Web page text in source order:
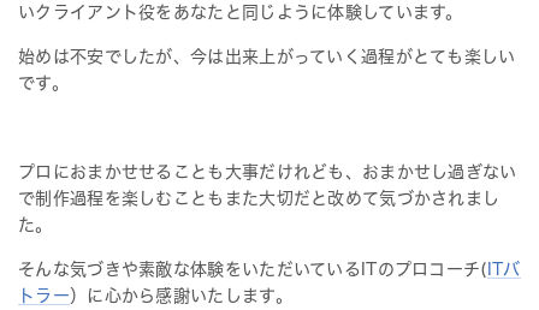
いクライアント役をあなたと同じように体験しています。
始めは不安でしたが、今は出来上がっていく過程がとても楽しい
です。
プロにおまかせせることも大事だけれども、おまかせし過ぎない
で制作過程を楽しむこともまた大切だと改めて気づかされまし
た。
そんな気づきや素敵な体験をいただいているITのプロコーチ( ITバ
トラー ）に心から感謝いたします。